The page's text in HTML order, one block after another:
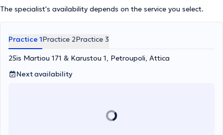
The specialist's availability depends on the service you select.
Practice 1Practice 2Practice 3
25is Martiou 171 & Karustou 1, Petroupoli, Attica
Next availability